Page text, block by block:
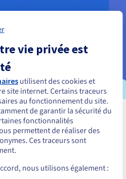
localisé en États-
sur le site de votre pays (États-
vie privée est
utilisent des cookies et
site internet. Certains traceurs
au fonctionnement du site.
de garantir la sécurité du
fonctionnalités
permettent de réaliser des
Ces traceurs sont
nous utilisons également :